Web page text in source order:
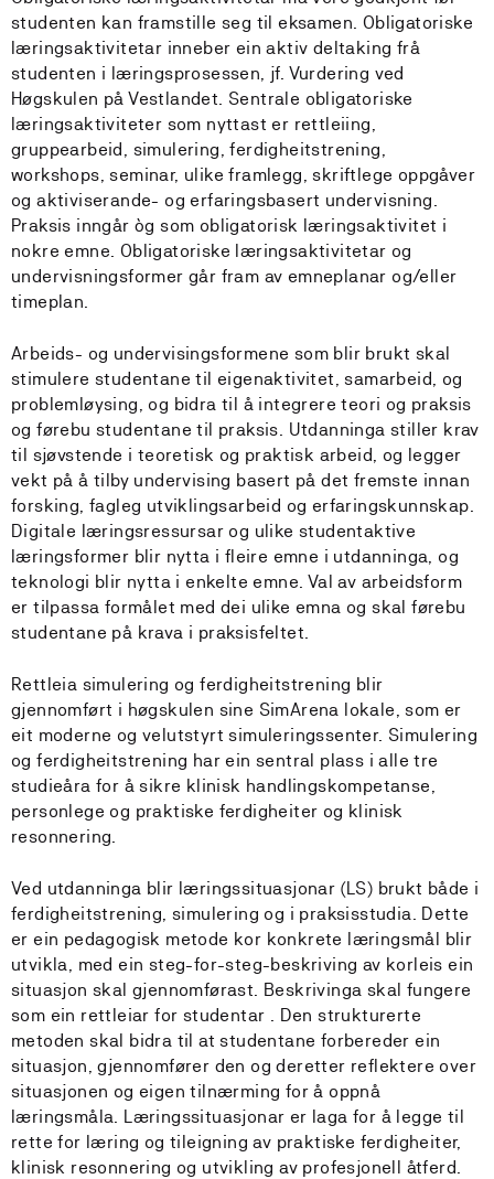
studenten kan framstille seg til eksamen. Obligatoriske
læringsaktivitetar inneber ein aktiv deltaking frå
studenten i læringsprosessen, jf. Vurdering ved
Høgskulen på Vestlandet. Sentrale obligatoriske
læringsaktiviteter som nyttast er rettleiing,
gruppearbeid, simulering, ferdigheitstrening,
workshops, seminar, ulike framlegg, skriftlege oppgåver
og aktiviserande- og erfaringsbasert undervisning.
Praksis inngår òg som obligatorisk læringsaktivitet i
nokre emne. Obligatoriske læringsaktivitetar og
undervisningsformer går fram av emneplanar og/eller
timeplan.
Arbeids- og undervisingsformene som blir brukt skal
stimulere studentane til eigenaktivitet, samarbeid, og
problemløysing, og bidra til å integrere teori og praksis
og førebu studentane til praksis. Utdanninga stiller krav
til sjøvstende i teoretisk og praktisk arbeid, og legger
vekt på å tilby undervising basert på det fremste innan
forsking, fagleg utviklingsarbeid og erfaringskunnskap.
Digitale læringsressursar og ulike studentaktive
læringsformer blir nytta i fleire emne i utdanninga, og
teknologi blir nytta i enkelte emne. Val av arbeidsform
er tilpassa formålet med dei ulike emna og skal førebu
studentane på krava i praksisfeltet.
Rettleia simulering og ferdigheitstrening blir
gjennomført i høgskulen sine SimArena lokale, som er
eit moderne og velutstyrt simuleringssenter. Simulering
og ferdigheitstrening har ein sentral plass i alle tre
studieåra for å sikre klinisk handlingskompetanse,
personlege og praktiske ferdigheiter og klinisk
resonnering.
Ved utdanninga blir læringssituasjonar (LS) brukt både i
ferdigheitstrening, simulering og i praksisstudia. Dette
er ein pedagogisk metode kor konkrete læringsmål blir
utvikla, med ein steg-for-steg-beskriving av korleis ein
situasjon skal gjennomførast. Beskrivinga skal fungere
som ein rettleiar for studentar . Den strukturerte
metoden skal bidra til at studentane forbereder ein
situasjon, gjennomfører den og deretter reflektere over
situasjonen og eigen tilnærming for å oppnå
læringsmåla. Læringssituasjonar er laga for å legge til
rette for læring og tileigning av praktiske ferdigheiter,
klinisk resonnering og utvikling av profesjonell åtferd.